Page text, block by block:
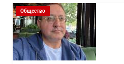
Общество